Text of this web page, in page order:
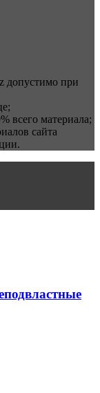
допустимо при
всего материала;
сайта